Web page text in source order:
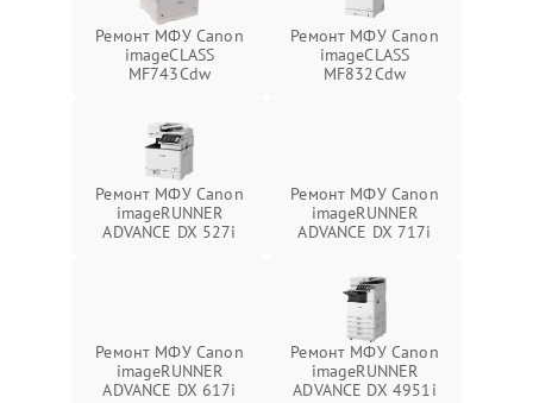
Ремонт МФУ Canon
imageCLASS
MF743Cdw
Ремонт МФУ Canon
imageCLASS
MF832Cdw
Ремонт МФУ Canon
imageRUNNER
ADVANCE DX 527i
Ремонт МФУ Canon
imageRUNNER
ADVANCE DX 717i
Ремонт МФУ Canon
imageRUNNER
ADVANCE DX 617i
Ремонт МФУ Canon
imageRUNNER
ADVANCE DX 4951i